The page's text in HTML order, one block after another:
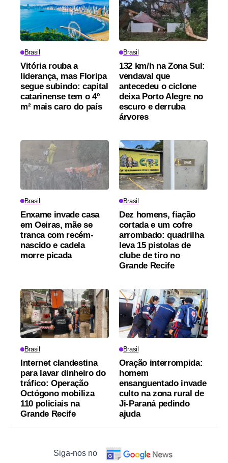
Brasil
Vitória rouba a
liderança, mas Floripa
segue subindo: capital
catarinense tem o 4º
m² mais caro do país
Brasil
132 km/h na Zona Sul:
vendaval que
antecedeu o ciclone
deixa Porto Alegre no
escuro e derruba
árvores
Brasil
Enxame invade casa
em Oeiras, mãe se
tranca com recém-
nascido e cadela
morre picada
Brasil
Dez homens, fiação
cortada e um cofre
arrombado: quadrilha
leva 15 pistolas de
clube de tiro no
Grande Recife
Brasil
Internet clandestina
para lavar dinheiro do
tráfico: Operação
Octógono mobiliza
110 policiais na
Grande Recife
Brasil
Oração interrompida:
homem
ensanguentado invade
culto na zona rural de
Ji-Paraná pedindo
ajuda
Siga-nos no